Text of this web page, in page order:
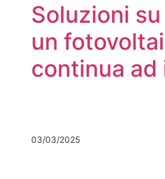
Soluzioni
un
continua ad
03/03/2025